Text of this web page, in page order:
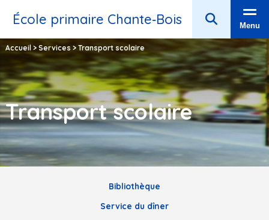
École primaire Chante‑Bois Menu
Accueil> Services > Transport scolaire
Transport scolaire
Bibliothèque
Service du dîner